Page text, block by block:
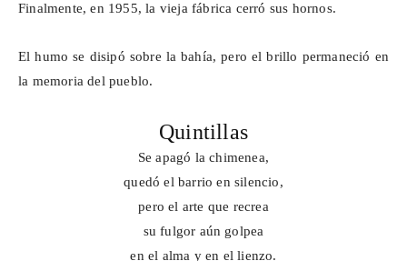
Finalmente, en 1955, la vieja fábrica cerró sus hornos.
El humo se disipó sobre la bahía, pero el brillo permaneció en
la memoria del pueblo.
Quintillas
Se apagó la chimenea,
quedó el barrio en silencio,
pero el arte que recrea
su fulgor aún golpea
en el alma y en el lienzo.